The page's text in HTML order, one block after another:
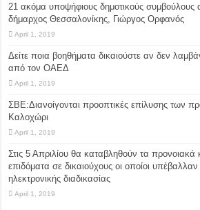
21 ακόμα υποψήφιους δημοτικούς
δήμαρχος Θεσσαλονίκης, Γιώργος Ορφανός
April 1, 2019
Δείτε ποια βοηθήματα δικαιούστε αν δεν
από τον ΟΑΕΔ
April 1, 2019
ΣΒΕ:Διανοίγονται προοπτικές επίλυσης των
Καλοχώρι
April 1, 2019
Στις 5 Απριλίου θα καταβληθούν τα προνοιακά
επιδόματα σε δικαιούχους οι οποίοι
ηλεκτρονικής διαδικασίας
April 1, 2019